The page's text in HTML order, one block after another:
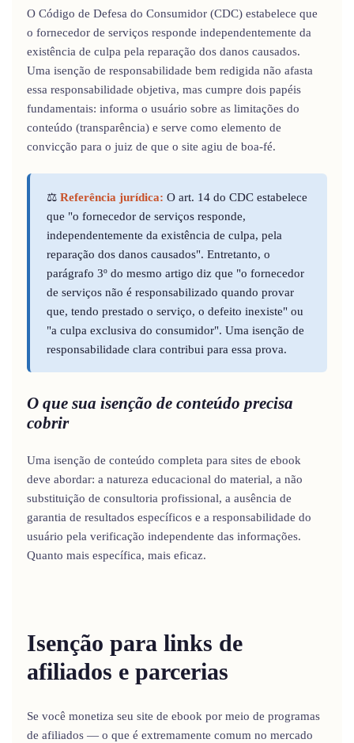
O Código de Defesa do Consumidor (CDC) estabelece que
o fornecedor de serviços responde independentemente da
existência de culpa pela reparação dos danos causados.
Uma isenção de responsabilidade bem redigida não afasta
essa responsabilidade objetiva, mas cumpre dois papéis
fundamentais: informa o usuário sobre as limitações do
conteúdo (transparência) e serve como elemento de
convicção para o juiz de que o site agiu de boa-fé.
⚖️ Referência jurídica: O art. 14 do CDC estabelece
que "o fornecedor de serviços responde,
independentemente da existência de culpa, pela
reparação dos danos causados". Entretanto, o
parágrafo 3º do mesmo artigo diz que "o fornecedor
de serviços não é responsabilizado quando provar
que, tendo prestado o serviço, o defeito inexiste" ou
"a culpa exclusiva do consumidor". Uma isenção de
responsabilidade clara contribui para essa prova.
O que sua isenção de conteúdo precisa
cobrir
Uma isenção de conteúdo completa para sites de ebook
deve abordar: a natureza educacional do material, a não
substituição de consultoria profissional, a ausência de
garantia de resultados específicos e a responsabilidade do
usuário pela verificação independente das informações.
Quanto mais específica, mais eficaz.
Isenção para links de
afiliados e parcerias
Se você monetiza seu site de ebook por meio de programas
de afiliados — o que é extremamente comum no mercado